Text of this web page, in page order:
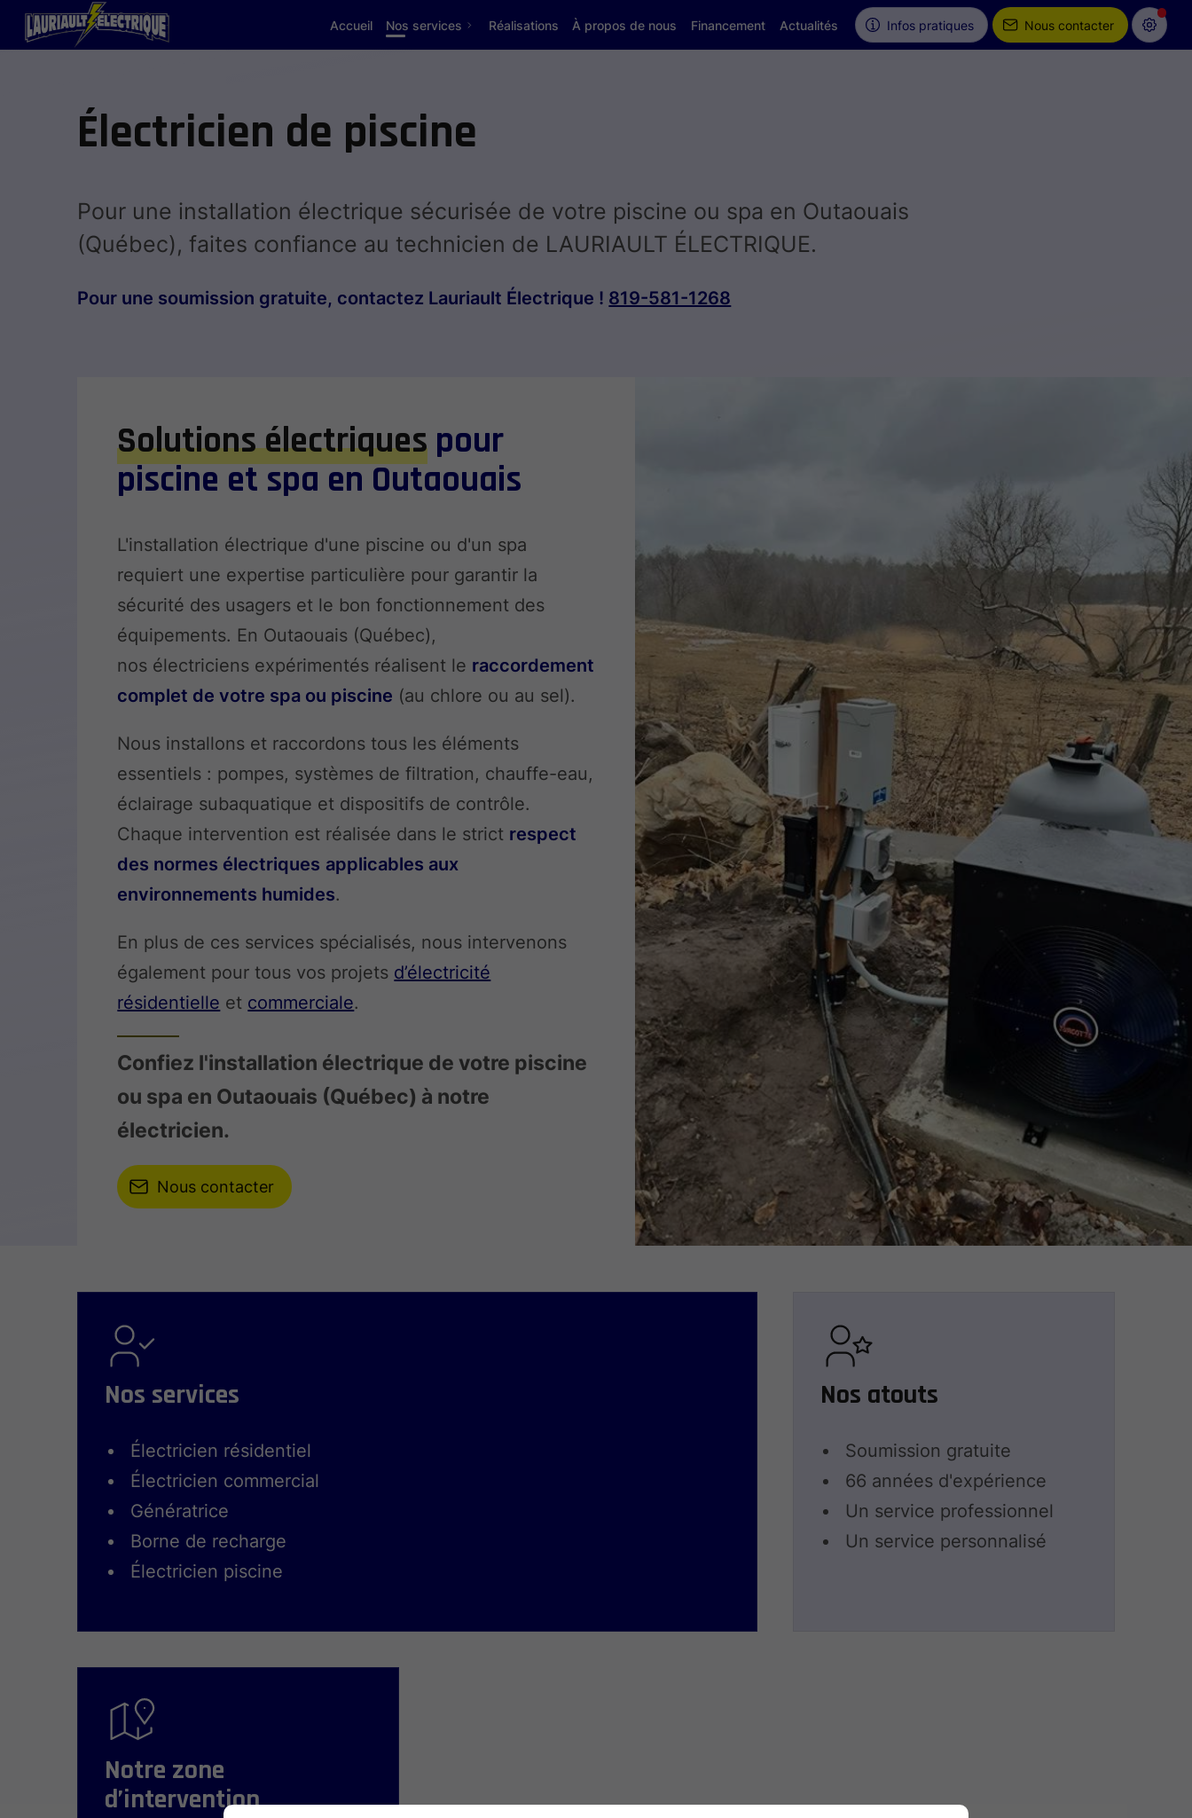
Accueil Nos services Réalisations À propos de nous Financement Actualités Infos pratiques Nous contacter
Électricien de piscine
Pour une installation électrique sécurisée de votre piscine ou spa en Outaouais
(Québec), faites confiance au technicien de LAURIAULT ÉLECTRIQUE.
Pour une soumission gratuite, contactez Lauriault Électrique ! 819-581-1268
Solutions électriques pour
piscine et spa en Outaouais
L'installation électrique d'une piscine ou d'un spa
requiert une expertise particulière pour garantir la
sécurité des usagers et le bon fonctionnement des
équipements. En Outaouais (Québec),
nos électriciens expérimentés réalisent le raccordement
complet de votre spa ou piscine (au chlore ou au sel).
Nous installons et raccordons tous les éléments
essentiels : pompes, systèmes de filtration, chauffe-eau,
éclairage subaquatique et dispositifs de contrôle.
Chaque intervention est réalisée dans le strict respect
des normes électriques applicables aux
environnements humides.
En plus de ces services spécialisés, nous intervenons
également pour tous vos projets d’électricité
résidentielle et commerciale.
Confiez l'installation électrique de votre piscine
ou spa en Outaouais (Québec) à notre
électricien.
Nous contacter
Nos services
Électricien résidentiel
Électricien commercial
Génératrice
Borne de recharge
Électricien piscine
Nos atouts
Soumission gratuite
66 années d'expérience
Un service professionnel
Un service personnalisé
Notre zone
d’intervention